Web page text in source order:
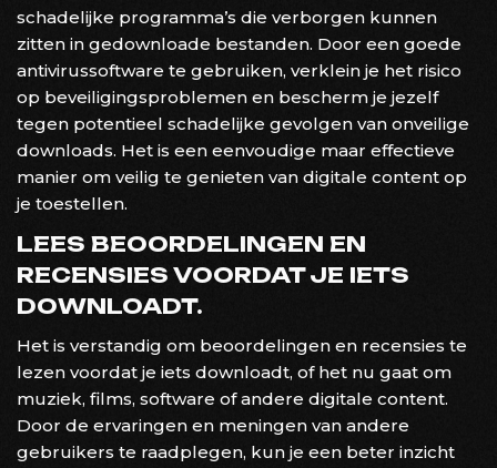
schadelijke programma’s die verborgen kunnen
zitten in gedownloade bestanden. Door een goede
antivirussoftware te gebruiken, verklein je het risico
op beveiligingsproblemen en bescherm je jezelf
tegen potentieel schadelijke gevolgen van onveilige
downloads. Het is een eenvoudige maar effectieve
manier om veilig te genieten van digitale content op
je toestellen.
LEES BEOORDELINGEN EN
RECENSIES VOORDAT JE IETS
DOWNLOADT.
Het is verstandig om beoordelingen en recensies te
lezen voordat je iets downloadt, of het nu gaat om
muziek, films, software of andere digitale content.
Door de ervaringen en meningen van andere
gebruikers te raadplegen, kun je een beter inzicht